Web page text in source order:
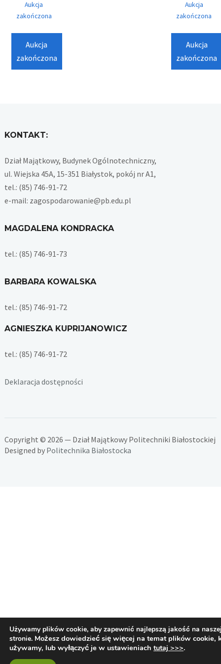
Aukcja
zakończona
Aukcja
zakończona
Aukcja
zakończona
Aukcja
zakończona
KONTAKT:
Dział Majątkowy, Budynek Ogólnotechniczny,
ul. Wiejska 45A, 15-351 Białystok, pokój nr A1,
tel.: (85) 746-91-72
e-mail: zagospodarowanie@pb.edu.pl
MAGDALENA KONDRACKA
tel.: (85) 746-91-73
BARBARA KOWALSKA
tel.: (85) 746-91-72
AGNIESZKA KUPRIJANOWICZ
tel.: (85) 746-91-72
Deklaracja dostępności
Copyright © 2026 — Dział Majątkowy Politechniki Białostockiej
Designed by Politechnika Białostocka
Używamy plików cookie, aby zapewnić najlepszą jakość na
stronie. Możesz dowiedzieć się więcej na temat plików cookie,
używamy, lub wyłączyć je w ustawieniach tutaj >>>.